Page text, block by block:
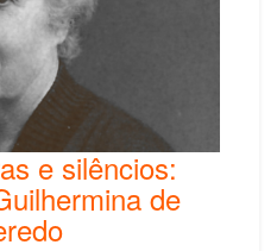
e silêncios:
de